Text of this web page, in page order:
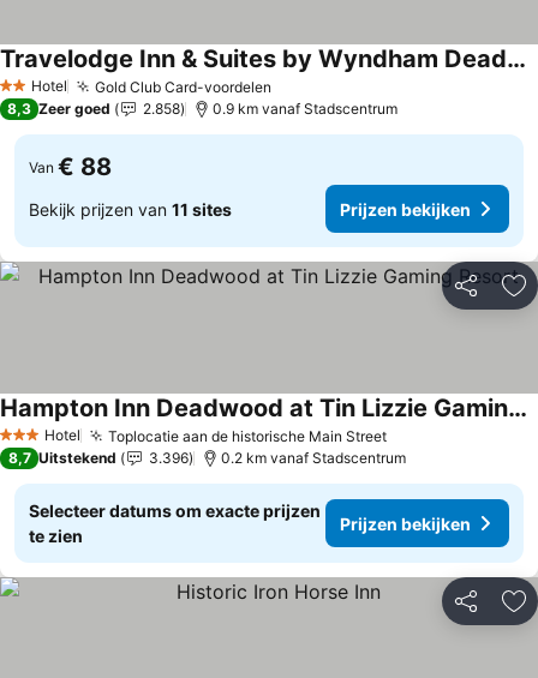
2 Sterren
Hotel Gold Club Card-voordelen
Travelodge Inn & Suites by Wyndham Deadwood
Prijzen bekijken
8,3 Zeer goed 2.858 0.9 km vanaf Stadscentrum
Van € 88
Bekijk prijzen van 11 sites Prijzen bekijken
Delen
3 SterrenHotel Toplocatie aan de historische Main StreetPrijzen bekijken
Hampton Inn Deadwood at Tin Lizzie Gaming Resort
Prijzen bekijken
8,7 Uitstekend 3.396 0.2 km vanaf Stadscentrum
Selecteer datums om exacte prijzen
te zien
Prijzen bekijken
Delen